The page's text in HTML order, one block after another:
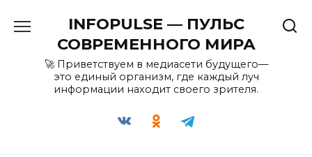
содержанию
INFOPULSE — ПУЛЬС
СОВРЕМЕННОГО МИРА
🚀 Приветствуем в медиасети будущего—
это единый организм, где каждый луч
информации находит своего зрителя.